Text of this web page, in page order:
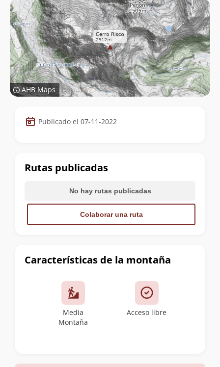
AHB Maps
Datos
de
cumbre
Publicado el 07-11-2022
Características de la montaña
Media
Montaña
Acceso libre
Rutas publicadas
No hay rutas publicadas
Colaborar una ruta